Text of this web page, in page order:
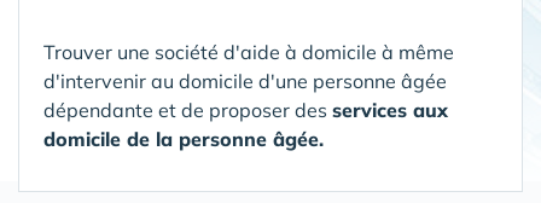
Trouver une société d'aide à domicile à même
d'intervenir au domicile d'une personne âgée
dépendante et de proposer des services aux
domicile de la personne âgée.